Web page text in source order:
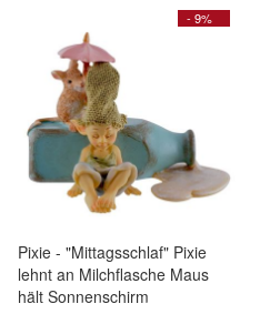
- 9%
Pixie - "Mittagsschlaf" Pixie
lehnt an Milchflasche Maus
hält Sonnenschirm